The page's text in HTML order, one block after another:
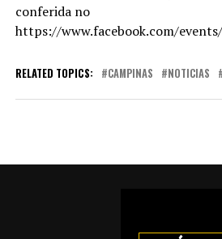
conferida no
https://www.facebook.com/
RELATED TOPICS: CAMPINAS NOTICIAS